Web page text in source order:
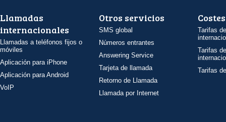
Llamadas
internacionales
Llamadas a teléfonos fijos o
móviles
Aplicación para iPhone
Aplicación para Android
VoIP
Otros servicios
SMS global
Números entrantes
Answering Service
Tarjeta de llamada
Retorno de Llamada
Llamada por Internet
Costes
Tarifas
Tarifas
Tarifas